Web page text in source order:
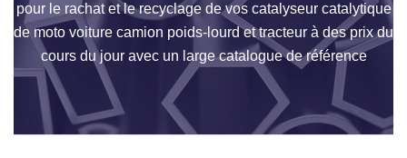
pour le rachat et le recyclage de vos catalyseur catalytique
de moto voiture camion poids-lourd et tracteur à des prix du
cours du jour avec un large catalogue de référence